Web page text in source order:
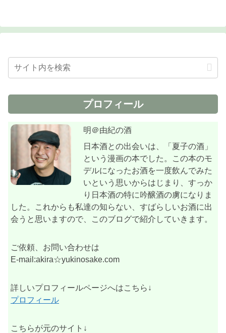
プロフィール
明＠由紀の酒
日本酒との出会いは、「夏子の酒」
という漫画の本でした。この本のモ
デルになったお酒を一度飲んでみた
いという思いからはじまり、すっか
り日本酒の特に吟醸酒の虜になりま
した。これからも私達の知らない、すばらしいお酒に出
会うと思いますので、このブログで紹介していきます。
ご依頼、お問い合わせは
E-mail:akira☆yukinosake.com
詳しいプロフィールページへはこちら↓
プロフィール
こちらが元のサイト↓